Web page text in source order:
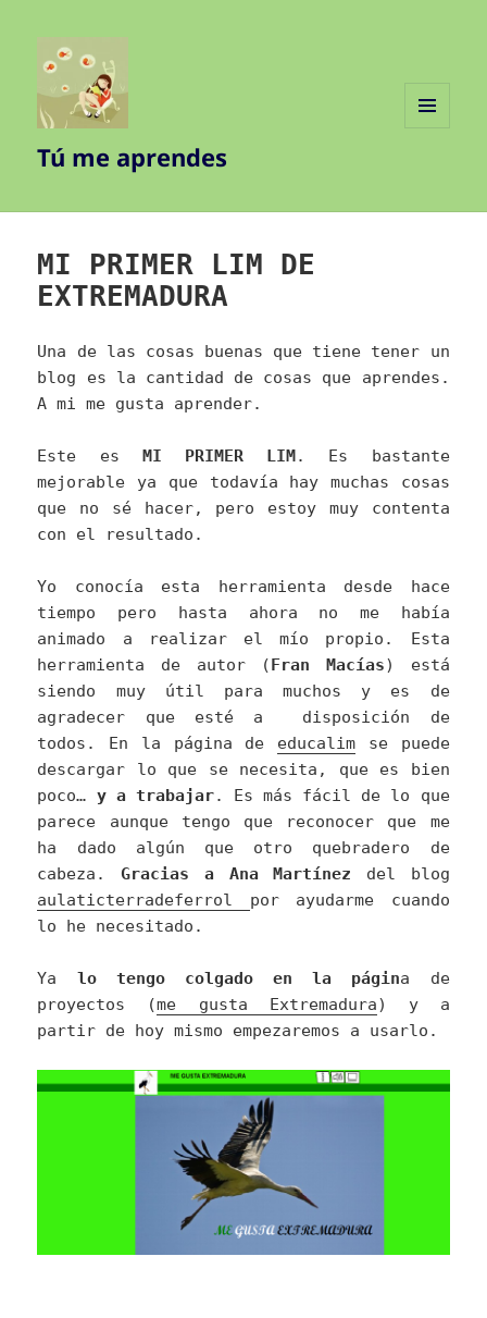
Tú me aprendes
MI PRIMER LIM DE
EXTREMADURA
Una de las cosas buenas que tiene tener un
blog es la cantidad de cosas que aprendes.
A mi me gusta aprender.
Este es MI PRIMER LIM . Es bastante
mejorable ya que todavía hay muchas cosas
que no sé hacer, pero estoy muy contenta
con el resultado.
Yo conocía esta herramienta desde hace
tiempo pero hasta ahora no me había
animado a realizar el mío propio. Esta
herramienta de autor ( Fran Macías) está
siendo muy útil para muchos y es de
agradecer que esté a disposición de
todos. En la página de educalim se puede
descargar lo que se necesita, que es bien
poco… y a trabajar. Es más fácil de lo que
parece aunque tengo que reconocer que me
ha dado algún que otro quebradero de
cabeza.Gracias a Ana Martínez del blog
aulaticterradeferrol por ayudarme cuando
lo he necesitado.
Ya lo tengo colgado en la página de
proyectos (me gusta Extremadura) y a
partir de hoy mismo empezaremos a usarlo.